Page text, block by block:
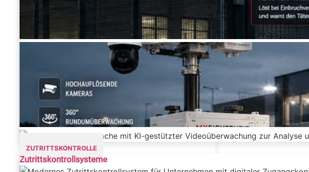
ZUTRITTSKONTROLLE
Zutrittskontrollsysteme